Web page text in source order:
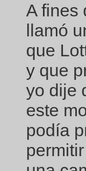
A fines
llamó
que
y que
yo dije
este
podía